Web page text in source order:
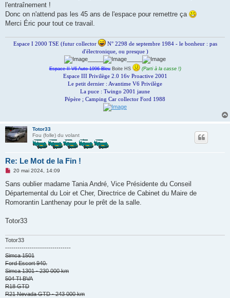
a
g
n
n
l'entraînement !
Donc on n'attend pas les 45 ans de l'espace pour remettre ça
Merci Éric pour tout ce travail.
Espace I 2000 TSE (futur collector
N° 2298 de septembre 1984 - le bonheur : pas
d'électronique, ou presque )
Espace II V6 Auto 1996 Bleu Boite HS (Parti à la casse !)
Espace III Privilège 2.0 16v Proactive 2001
Le petit dernier : Avantime V6 Privilège
La puce : Twingo 2001 jaune
Pépère ; Camping Car collector Ford 1988
Totor33
Fou (folle) du volant
Re: Le Mot de la Fin !
M
s
a
g
o
u
20 mai 2024, 14:09
Sans oublier madame Tania André, Vice Présidente du Conseil
Départemental du Loir et Cher, Directrice de Cabinet du Maire de
Romorantin Lanthenay pour le prêt de la salle.
Totor33
Totor33
--------------------------------
Simca 1501
Ford Escort 940.
Simca 1301 - 230 000 km
504 TI BVA
R18 GTD
R21 Nevada GTD - 243 000 km